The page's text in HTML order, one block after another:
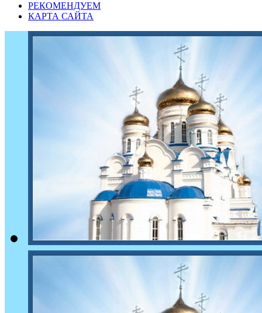
РЕКОМЕНДУЕМ
КАРТА САЙТА